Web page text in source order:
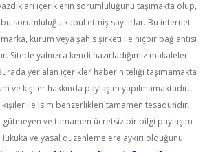
içeriklerin sorumluluğunu taşımakta olup,
sorumluluğu kabul etmiş sayılırlar. Bu internet
kurum veya şahıs şirketi ile hiçbir bağlantısı
Sitede yalnızca kendi hazırladığımız makaleler
yer alan içerikler haber niteliği taşımamakta
ve kişiler hakkında paylaşım yapılmamaktadır.
kişiler ile isim benzerlikleri tamamen tesadüfidir.
gütmeyen ve tamamen ücretsiz bir bilgi paylaşım
ve yasal düzenlemelere aykırı olduğunu